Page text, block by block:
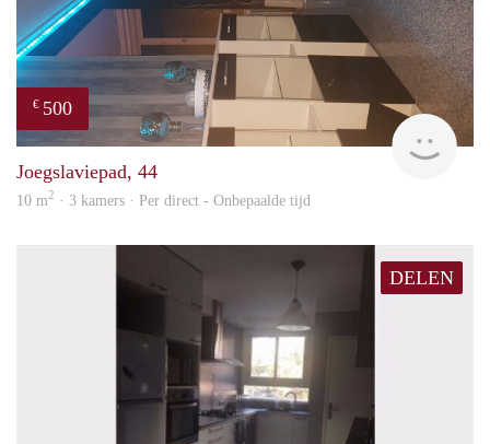
€ 500
Joegslaviepad, 44
10 m2 · 3 kamers · Per direct - Onbepaalde tijd
DELEN